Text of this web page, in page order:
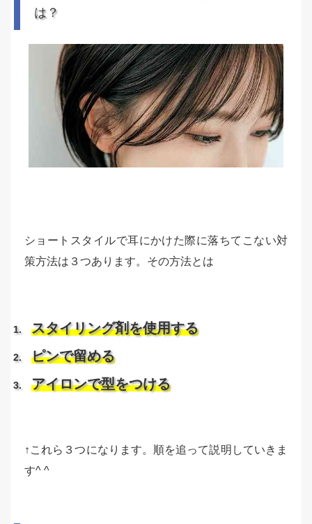
は？
ショートスタイルで耳にかけた際に落ちてこない対
策方法は３つあります。その方法とは
スタイリング剤を使用する
ピンで留める
アイロンで型をつける
↑これら３つになります。順を追って説明していきま
す^ ^